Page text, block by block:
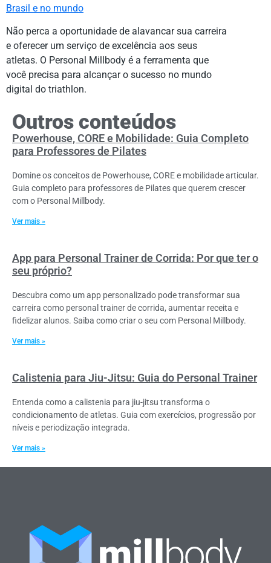
Brasil e no mundo
Não perca a oportunidade de alavancar sua carreira
e oferecer um serviço de excelência aos seus
atletas. O Personal Millbody é a ferramenta que
você precisa para alcançar o sucesso no mundo
digital do triathlon.
Outros conteúdos
Powerhouse, CORE e Mobilidade: Guia Completo
para Professores de Pilates
Domine os conceitos de Powerhouse, CORE e mobilidade articular.
Guia completo para professores de Pilates que querem crescer
com o Personal Millbody.
Ver mais »
App para Personal Trainer de Corrida: Por que ter o
seu próprio?
Descubra como um app personalizado pode transformar sua
carreira como personal trainer de corrida, aumentar receita e
fidelizar alunos. Saiba como criar o seu com Personal Millbody.
Ver mais »
Calistenia para Jiu-Jitsu: Guia do Personal Trainer
Entenda como a calistenia para jiu-jitsu transforma o
condicionamento de atletas. Guia com exercícios, progressão por
níveis e periodização integrada.
Ver mais »